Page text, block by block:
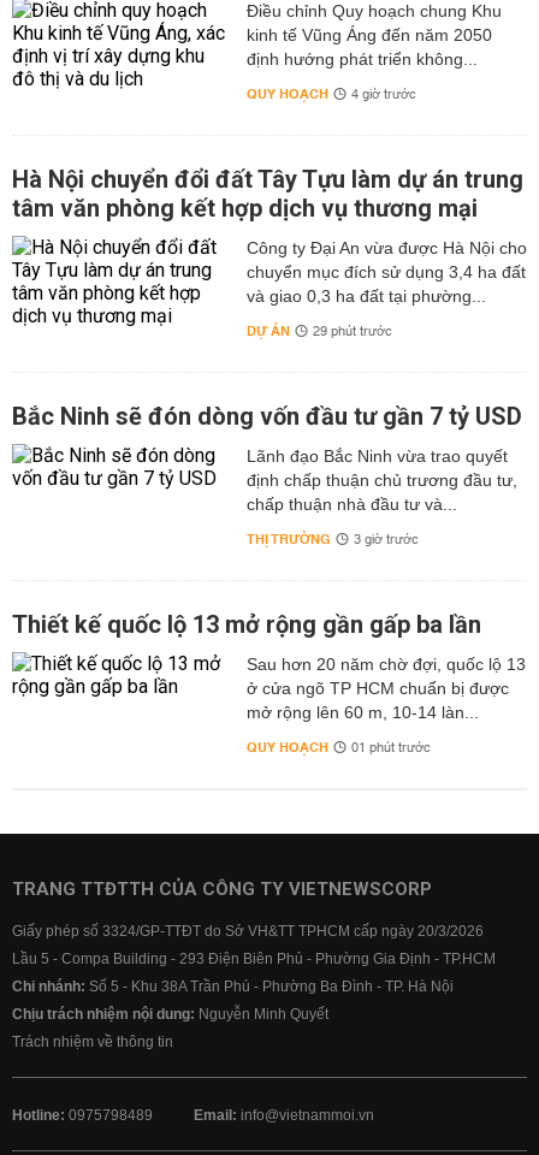
Điều chỉnh Quy hoạch chung Khu
kinh tế Vũng Áng đến năm 2050
định hướng phát triển không...
QUY HOẠCH 4 giờ trước
Hà Nội chuyển đổi đất Tây Tựu làm dự án trung
tâm văn phòng kết hợp dịch vụ thương mại
Công ty Đại An vừa được Hà Nội cho
chuyển mục đích sử dụng 3,4 ha đất
và giao 0,3 ha đất tại phường...
DỰ ÁN 29 phút trước
Bắc Ninh sẽ đón dòng vốn đầu tư gần 7 tỷ USD
Lãnh đạo Bắc Ninh vừa trao quyết
định chấp thuận chủ trương đầu tư,
chấp thuận nhà đầu tư và...
THỊ TRƯỜNG 3 giờ trước
Thiết kế quốc lộ 13 mở rộng gần gấp ba lần
Sau hơn 20 năm chờ đợi, quốc lộ 13
ở cửa ngõ TP HCM chuẩn bị được
mở rộng lên 60 m, 10-14 làn...
QUY HOẠCH 01 phút trước
TRANG TTĐTTH CỦA CÔNG TY VIETNEWSCORP
Giấy phép số 3324/GP-TTĐT do Sở VH&TT TPHCM cấp ngày 20/3/2026
Lầu 5 - Compa Building - 293 Điện Biên Phủ - Phường Gia Định - TP.HCM
Chi nhánh: Số 5 - Khu 38A Trần Phú - Phường Ba Đình - TP. Hà Nội
Chịu trách nhiệm nội dung: Nguyễn Minh Quyết
Trách nhiệm về thông tin
Hotline: 0975798489 Email: info@vietnammoi.vn